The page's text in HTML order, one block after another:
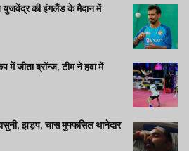
की इंगलैंड के मैदान में
जीता ब्रॉन्ज, टीम ने हवा में
झड़प, चास मुफ्फसिल थानेदार